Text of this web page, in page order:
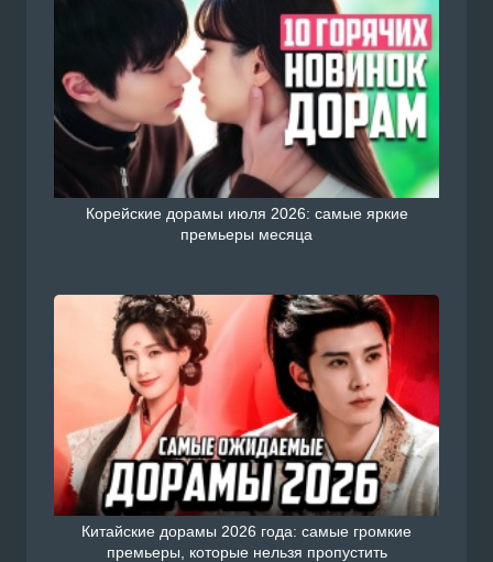
Корейские дорамы июля 2026: самые яркие
премьеры месяца
Китайские дорамы 2026 года: самые громкие
премьеры, которые нельзя пропустить